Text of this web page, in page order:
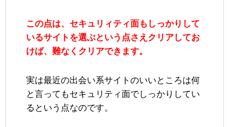
この点は、セキュリィティ面もしっかりして
いるサイトを選ぶという点さえクリアしてお
けば、難なくクリアできます。
実は最近の出会い系サイトのいいところは何
と言ってもセキュリティ面でしっかりしてい
るという点なのです。